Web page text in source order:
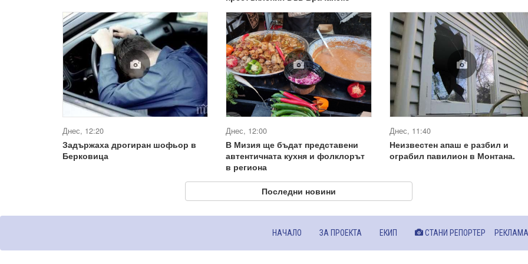
Днес, 12:20
Задържаха дрогиран шофьор в
Берковица
Днес, 12:00
В Мизия ще бъдат представени
автентичната кухня и фолклорът
в региона
Днес, 11:40
Неизвестен апаш е разбил и
ограбил павилион в Монтана.
Последни новини
НАЧАЛО ЗА ПРОЕКТА ЕКИП СТАНИ РЕПОРТЕР РЕКЛАМА